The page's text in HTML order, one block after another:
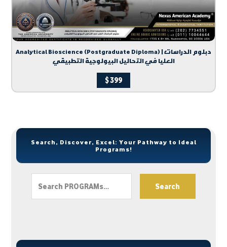
Analytical Bioscience (Postgraduate Diploma) | دبلوم الدراسات
العليا في التحاليل البيولوجية التطبيقي
$399
Search, Discover, Excel: Your Pathway to Ideal
Programs!
Search